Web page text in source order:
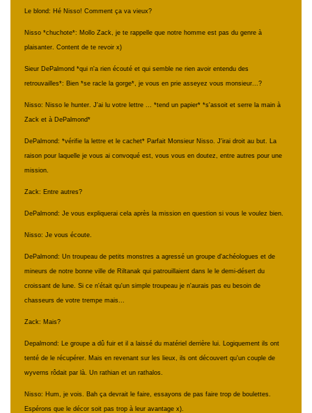
Le blond: Hé Nisso! Comment ça va vieux?
Nisso *chuchote*: Mollo Zack, je te rappelle que notre homme est pas du genre à
plaisanter. Content de te revoir x)
Sieur DePalmond *qui n'a rien écouté et qui semble ne rien avoir entendu des
retrouvailles*: Bien *se racle la gorge*, je vous en prie asseyez vous monsieur...?
Nisso: Nisso le hunter. J'ai lu votre lettre ... *tend un papier* *s'assoit et serre la main à
Zack et à DePalmond*
DePalmond: *vérifie la lettre et le cachet* Parfait Monsieur Nisso. J'irai droit au but. La
raison pour laquelle je vous ai convoqué est, vous vous en doutez, entre autres pour une
mission.
Zack: Entre autres?
DePalmond: Je vous expliquerai cela après la mission en question si vous le voulez bien.
Nisso: Je vous écoute.
DePalmond: Un troupeau de petits monstres a agressé un groupe d'achéologues et de
mineurs de notre bonne ville de Riltanak qui patrouillaient dans le le demi-désert du
croissant de lune. Si ce n'était qu'un simple troupeau je n'aurais pas eu besoin de
chasseurs de votre trempe mais...
Zack: Mais?
Depalmond: Le groupe a dû fuir et il a laissé du matériel derrière lui. Logiquement ils ont
tenté de le récupérer. Mais en revenant sur les lieux, ils ont découvert qu'un couple de
wyverns rôdait par là. Un rathian et un rathalos.
Nisso: Hum, je vois. Bah ça devrait le faire, essayons de pas faire trop de boulettes.
Espérons que le décor soit pas trop à leur avantage x).